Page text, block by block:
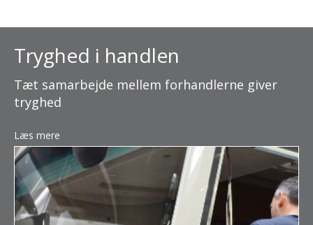
Tryghed i handlen
Tæt samarbejde mellem forhandlerne giver
tryghed
Læs mere